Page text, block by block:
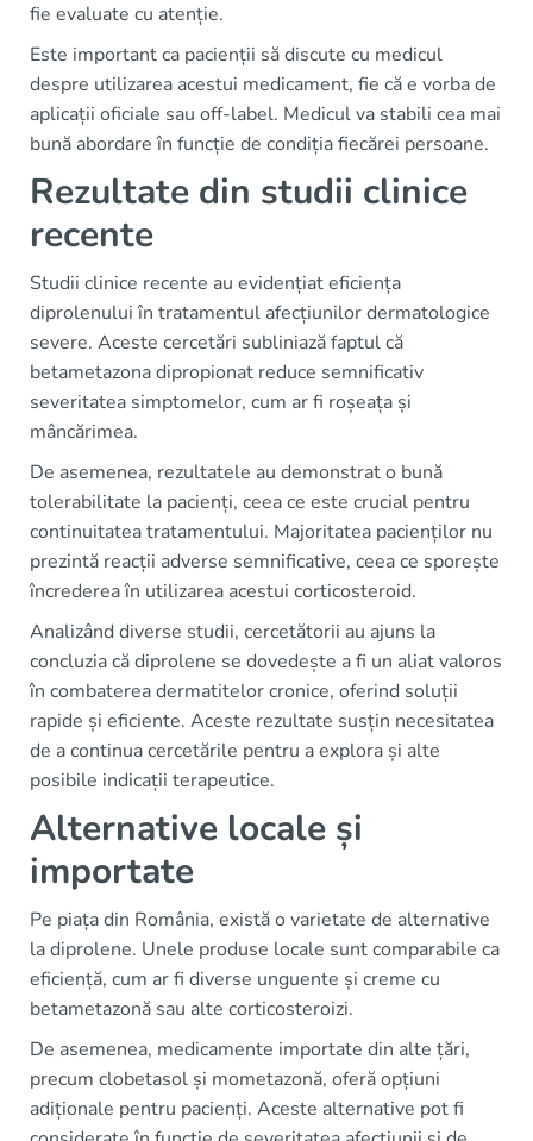
fie evaluate cu atenție.
Este important ca pacienții să discute cu medicul
despre utilizarea acestui medicament, fie că e vorba de
aplicații oficiale sau off-label. Medicul va stabili cea mai
bună abordare în funcție de condiția fiecărei persoane.
Rezultate din studii clinice
recente
Studii clinice recente au evidențiat eficiența
diprolenului în tratamentul afecțiunilor dermatologice
severe. Aceste cercetări subliniază faptul că
betametazona dipropionat reduce semnificativ
severitatea simptomelor, cum ar fi roșeața și
mâncărimea.
De asemenea, rezultatele au demonstrat o bună
tolerabilitate la pacienți, ceea ce este crucial pentru
continuitatea tratamentului. Majoritatea pacienților nu
prezintă reacții adverse semnificative, ceea ce sporește
încrederea în utilizarea acestui corticosteroid.
Analizând diverse studii, cercetătorii au ajuns la
concluzia că diprolene se dovedește a fi un aliat valoros
în combaterea dermatitelor cronice, oferind soluții
rapide și eficiente. Aceste rezultate susțin necesitatea
de a continua cercetările pentru a explora și alte
posibile indicații terapeutice.
Alternative locale și
importate
Pe piața din România, există o varietate de alternative
la diprolene. Unele produse locale sunt comparabile ca
eficiență, cum ar fi diverse unguente și creme cu
betametazonă sau alte corticosteroizi.
De asemenea, medicamente importate din alte țări,
precum clobetasol și mometazonă, oferă opțiuni
adiționale pentru pacienți. Aceste alternative pot fi